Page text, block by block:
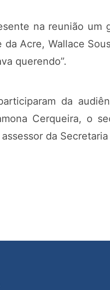
na reunião um
da Acre, Wallace
querendo”.
da
Cerqueira, o
da